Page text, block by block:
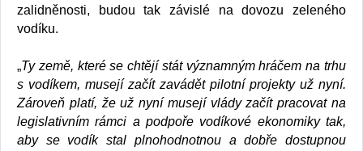
zalidněnosti, budou tak závislé na dovozu zeleného
vodíku.
„Ty země, které se chtějí stát významným hráčem na trhu
s vodíkem, musejí začít zavádět pilotní projekty už nyní.
Zároveň platí, že už nyní musejí vlády začít pracovat na
legislativním rámci a podpoře vodíkové ekonomiky tak,
aby se vodík stal plnohodnotnou a dobře dostupnou